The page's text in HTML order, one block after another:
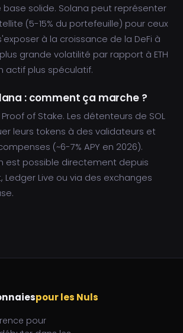
solide. Solana peut représenter
(5-15% du portefeuille) pour ceux
à la croissance de la DeFi à
grande volatilité par rapport à ETH
actif plus spéculatif.
: comment ça marche ?
of Stake. Les détenteurs de SOL
leurs tokens à des validateurs et
(~6-7% APY en 2026).
est possible directement depuis
Ledger Live ou via des exchanges
pour les Nuls
pour